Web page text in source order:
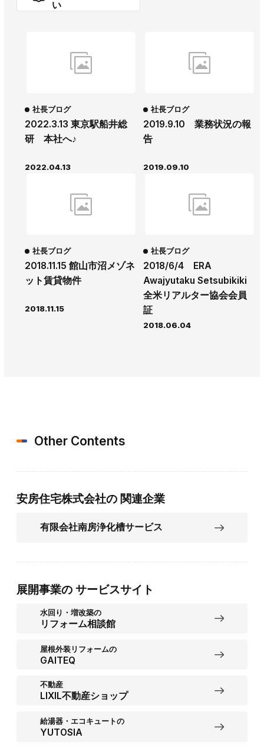
い
2022.3.13 東京駅船井総
研 本社へ♪
社長ブログ
2022.04.13
2019.9.10 業務状況の報
告
社長ブログ
2019.09.10
2018.11.15 館山市沼メゾネ
ット賃貸物件
社長ブログ
2018.11.15
2018/6/4 ERA
Awajyutaku Setsubikiki
全米リアルター協会会員
証
社長ブログ
2018.06.04
Other Contents
安房住宅株式会社の 関連企業
有限会社南房浄化槽サービス
展開事業の サービスサイト
水回り・増改築の
リフォーム相談館
屋根外装リフォームの
GAITEQ
不動産
LIXIL不動産ショップ
給湯器・エコキュートの
YUTOSIA